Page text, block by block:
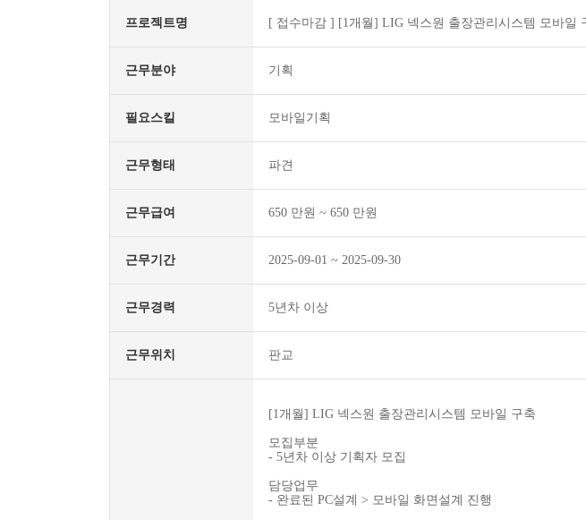
프로젝트명 [ 접수마감 ] [1개월] LIG 넥스원 출장관리시스템 모바일
근무분야 기획
필요스킬 모바일기획
근무형태 파견
근무급여 650 만원 ~ 650 만원
근무기간 2025-09-01 ~ 2025-09-30
근무경력 5년차 이상
근무위치 판교
[1개월] LIG 넥스원 출장관리시스템 모바일 구축
모집부분
- 5년차 이상 기획자 모집
담당업무
- 완료된 PC설계 > 모바일 화면설계 진행